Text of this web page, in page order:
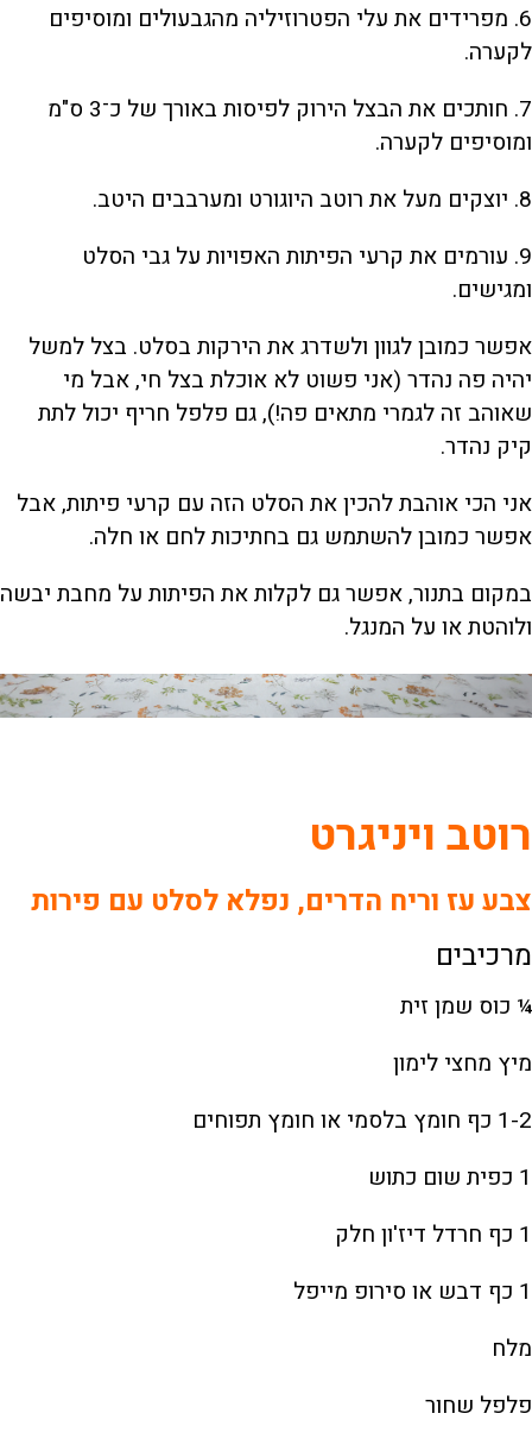
6. מפרידים את עלי הפטרוזיליה מהגבעולים ומוסיפים
לקערה.
7. חותכים את הבצל הירוק לפיסות באורך של כ־3 ס"מ
ומוסיפים לקערה.
8. יוצקים מעל את רוטב היוגורט ומערבבים היטב.
9. עורמים את קרעי הפיתות האפויות על גבי הסלט
ומגישים.
אפשר כמובן לגוון ולשדרג את הירקות בסלט. בצל למשל
יהיה פה נהדר (אני פשוט לא אוכלת בצל חי, אבל מי
שאוהב זה לגמרי מתאים פה!), גם פלפל חריף יכול לתת
קיק נהדר.
אני הכי אוהבת להכין את הסלט הזה עם קרעי פיתות, אבל
אפשר כמובן להשתמש גם בחתיכות לחם או חלה.
במקום בתנור, אפשר גם לקלות את הפיתות על מחבת יבשה
ולוהטת או על המנגל.
רוטב ויניגרט
צבע עז וריח הדרים, נפלא לסלט עם פירות
מרכיבים
¼ כוס שמן זית
מיץ מחצי לימון
1-2 כף חומץ בלסמי או חומץ תפוחים
1 כפית שום כתוש
1 כף חרדל דיז'ון חלק
1 כף דבש או סירופ מייפל
מלח
פלפל שחור